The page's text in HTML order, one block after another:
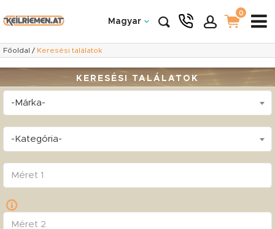
Magyar
0
Főoldal / Keresési találatok
KERESÉSI TALÁLATOK
-Márka-
-Kategória-